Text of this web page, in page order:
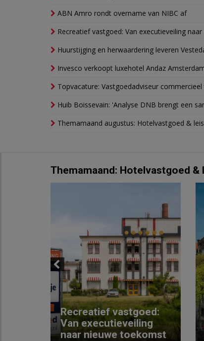
ABN Amro rondt overname van NIBC af
Recreatief vastgoed: Van executieveiling
Huurstijging en herwaardering leveren
Invesco verkoopt luxehotel Andaz
Topvacature: Vastgoedadviseur
Huib Boissevain: 'Analyse DNB brengt een
Themamaand augustus: Hotelvastgoed &
Themamaand: Hotelvastgoed &
Previous
Recreatief vastgoed:
Van executieveiling
naar nieuwe toekomst